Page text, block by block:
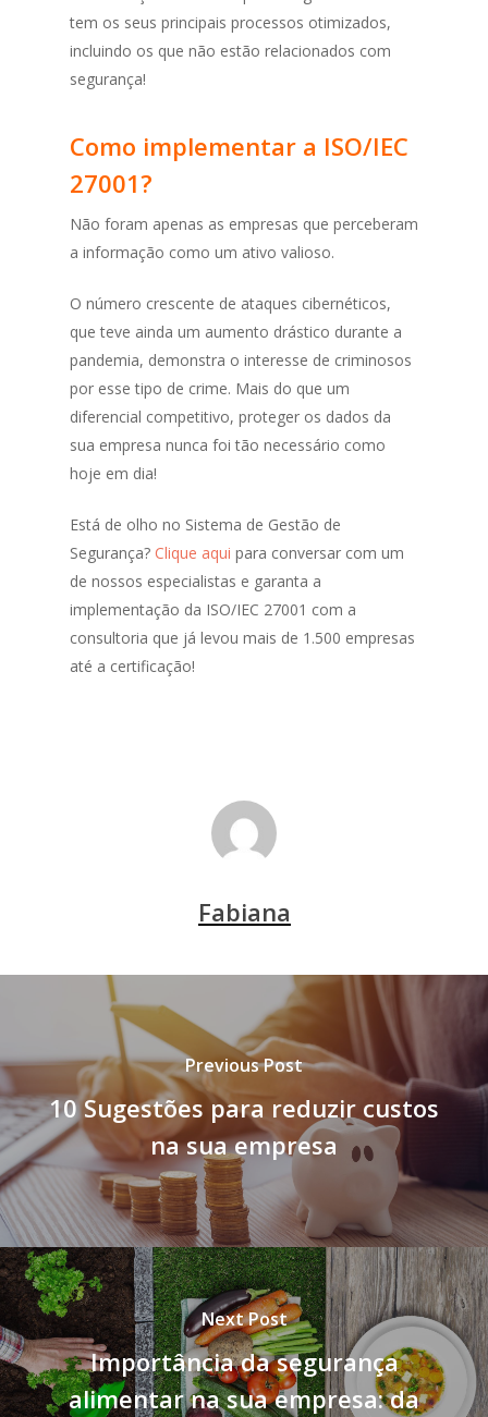
tem os seus principais processos otimizados,
incluindo os que não estão relacionados com
segurança!
Como implementar a ISO/IEC
27001?
Não foram apenas as empresas que perceberam
a informação como um ativo valioso.
O número crescente de ataques cibernéticos,
que teve ainda um aumento drástico durante a
pandemia, demonstra o interesse de criminosos
por esse tipo de crime. Mais do que um
diferencial competitivo, proteger os dados da
sua empresa nunca foi tão necessário como
hoje em dia!
Está de olho no Sistema de Gestão de
Segurança? Clique aqui para conversar com um
de nossos especialistas e garanta a
implementação da ISO/IEC 27001 com a
consultoria que já levou mais de 1.500 empresas
até a certificação!
Fabiana
Previous Post
10 Sugestões para reduzir custos
na sua empresa
Next Post
Importância da segurança
alimentar na sua empresa: da